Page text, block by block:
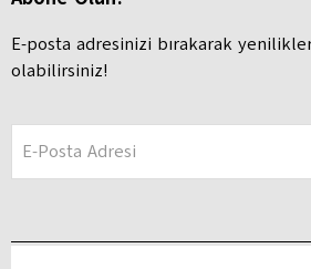
E-posta adresinizi bırakarak
olabilirsiniz!
E-Posta Adresi